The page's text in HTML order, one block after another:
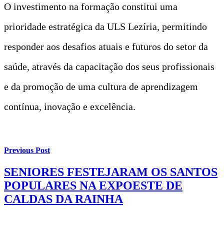
O investimento na formação constitui uma
prioridade estratégica da ULS Lezíria, permitindo
responder aos desafios atuais e futuros do setor da
saúde, através da capacitação dos seus profissionais
e da promoção de uma cultura de aprendizagem
contínua, inovação e excelência.
Previous Post
SENIORES FESTEJARAM OS SANTOS
POPULARES NA EXPOESTE DE
CALDAS DA RAINHA